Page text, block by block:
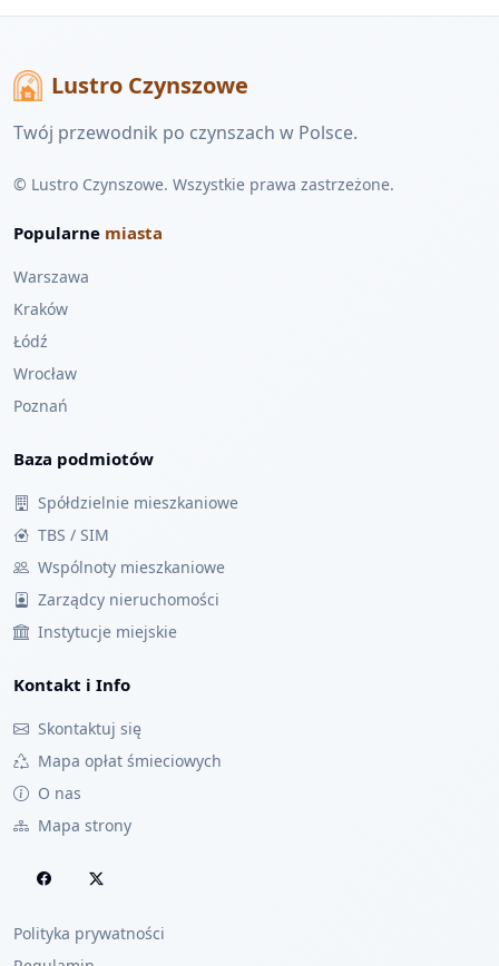
Lustro Czynszowe
Twój przewodnik po czynszach w Polsce.
© Lustro Czynszowe. Wszystkie prawa zastrzeżone.
Popularne miasta
Warszawa
Kraków
Łódź
Wrocław
Poznań
Baza podmiotów
Spółdzielnie mieszkaniowe
TBS / SIM
Wspólnoty mieszkaniowe
Zarządcy nieruchomości
Instytucje miejskie
Kontakt i Info
Skontaktuj się
Mapa opłat śmieciowych
O nas
Mapa strony
Polityka prywatności